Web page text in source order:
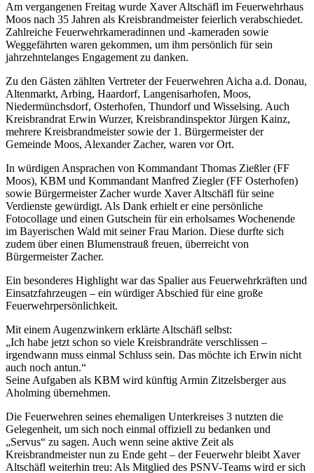
Am vergangenen Freitag wurde Xaver Altschäfl im Feuerwehrhaus
Moos nach 35 Jahren als Kreisbrandmeister feierlich verabschiedet.
Zahlreiche Feuerwehrkameradinnen und -kameraden sowie
Weggefährten waren gekommen, um ihm persönlich für sein
jahrzehntelanges Engagement zu danken.
Zu den Gästen zählten Vertreter der Feuerwehren Aicha a.d. Donau,
Altenmarkt, Arbing, Haardorf, Langenisarhofen, Moos,
Niedermünchsdorf, Osterhofen, Thundorf und Wisselsing. Auch
Kreisbrandrat Erwin Wurzer, Kreisbrandinspektor Jürgen Kainz,
mehrere Kreisbrandmeister sowie der 1. Bürgermeister der
Gemeinde Moos, Alexander Zacher, waren vor Ort.
In würdigen Ansprachen von Kommandant Thomas Zießler (FF
Moos), KBM und Kommandant Manfred Ziegler (FF Osterhofen)
sowie Bürgermeister Zacher wurde Xaver Altschäfl für seine
Verdienste gewürdigt. Als Dank erhielt er eine persönliche
Fotocollage und einen Gutschein für ein erholsames Wochenende
im Bayerischen Wald mit seiner Frau Marion. Diese durfte sich
zudem über einen Blumenstrauß freuen, überreicht von
Bürgermeister Zacher.
Ein besonderes Highlight war das Spalier aus Feuerwehrkräften und
Einsatzfahrzeugen – ein würdiger Abschied für eine große
Feuerwehrpersönlichkeit.
Mit einem Augenzwinkern erklärte Altschäfl selbst:
„Ich habe jetzt schon so viele Kreisbrandräte verschlissen –
irgendwann muss einmal Schluss sein. Das möchte ich Erwin nicht
auch noch antun.“
Seine Aufgaben als KBM wird künftig Armin Zitzelsberger aus
Aholming übernehmen.
Die Feuerwehren seines ehemaligen Unterkreises 3 nutzten die
Gelegenheit, um sich noch einmal offiziell zu bedanken und
„Servus“ zu sagen. Auch wenn seine aktive Zeit als
Kreisbrandmeister nun zu Ende geht – der Feuerwehr bleibt Xaver
Altschäfl weiterhin treu: Als Mitglied des PSNV-Teams wird er sich